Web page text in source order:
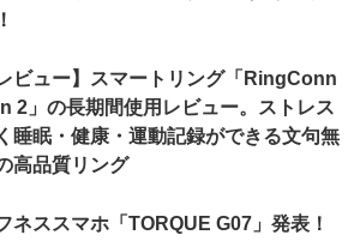
レビュー】スマートリング「RingConn
2」の長期間使用レビュー。ストレス
睡眠・健康・運動記録ができる文句無
高品質リング
ネススマホ「TORQUE G07」発表！